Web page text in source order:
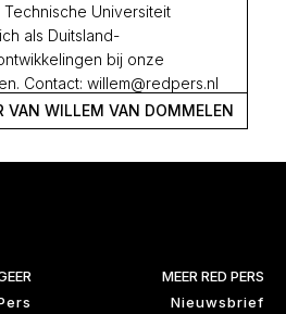
Universiteit
als Duitsland-
bij onze
Contact: willem@redpers.nl
VAN WILLEM VAN DOMMELEN
MEER RED PERS
Nieuwsbrief